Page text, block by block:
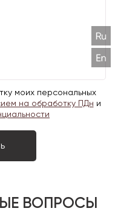
моих персональных
на обработку ПДн и
ВОПРОСЫ